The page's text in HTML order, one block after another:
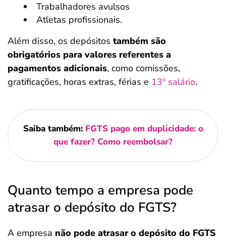
Trabalhadores avulsos
Atletas profissionais.
Além disso, os depósitos também são
obrigatórios para valores referentes a
pagamentos adicionais, como comissões,
gratificações, horas extras, férias e 13º salário.
Saiba também: FGTS pago em duplicidade: o
que fazer? Como reembolsar?
Quanto tempo a empresa pode
atrasar o depósito do FGTS?
A empresa não pode atrasar o depósito do FGTS